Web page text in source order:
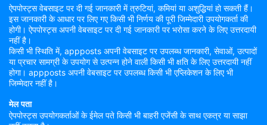
ऐपपोस्ट्स वेबसाइट पर दी गई जानकारी में त्रुटियां, कमियां या अशुद्धियां हो सकती हैं।
इस जानकारी के आधार पर लिए गए किसी भी निर्णय की पूरी जिम्मेदारी उपयोगकर्ता की
होगी। ऐपपोस्ट्स अपनी वेबसाइट पर दी गई जानकारी पर भरोसा करने के लिए उत्तरदायी
नहीं है।
किसी भी स्थिति में, appposts अपनी वेबसाइट पर उपलब्ध जानकारी, सेवाओं, उत्पादों
या प्रचार सामग्री के उपयोग से उत्पन्न होने वाली किसी भी क्षति के लिए उत्तरदायी नहीं
होगा। appposts अपनी वेबसाइट पर उपलब्ध किसी भी एप्लिकेशन के लिए भी
जिम्मेदार नहीं है।
मेल पता
ऐपपोस्ट्स उपयोगकर्ताओं के ईमेल पते किसी भी बाहरी एजेंसी के साथ एकत्र या साझा